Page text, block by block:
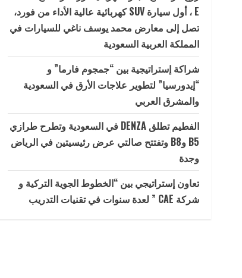
E ، أول سيارة SUV كهربائية عالية الأداء من فورد،
تصل إلى معارض محمد يوسف ناغي للسيارات في
المملكة العربية السعودية
شراكة إستراتيجية بين “جمجوم فارما” و
“إيدورسيا” لتطوير علاجات الأرق في السعودية
والمشرق العربي
الفطيم تطلق DENZA في السعودية وتطرح طرازي
B5 وB8 وتفتتح صالتي عرض رئيسيتين في الرياض
وجدة
تعاون إستراتيجي بين “الخطوط الجوية التركية و
شركة CAE ” لعدة سنوات في تقنيات التدريب